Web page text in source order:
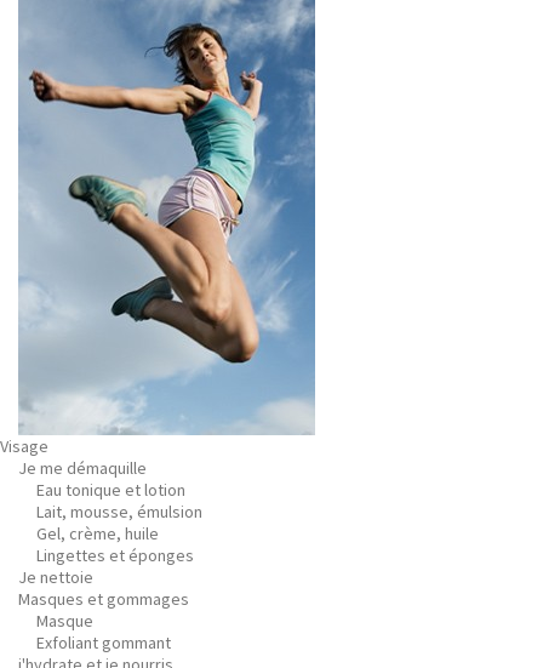
Visage
Je me démaquille
Eau tonique et lotion
Lait, mousse, émulsion
Gel, crème, huile
Lingettes et éponges
Je nettoie
Masques et gommages
Masque
Exfoliant gommant